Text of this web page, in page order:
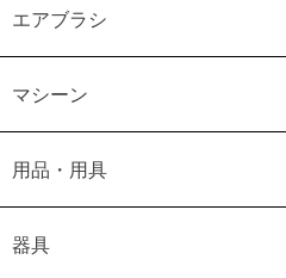
エアブラシ
マシーン
用品・用具
器具